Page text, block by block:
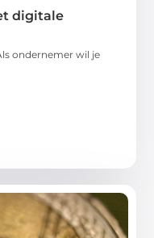
digitale
ondernemer wil je